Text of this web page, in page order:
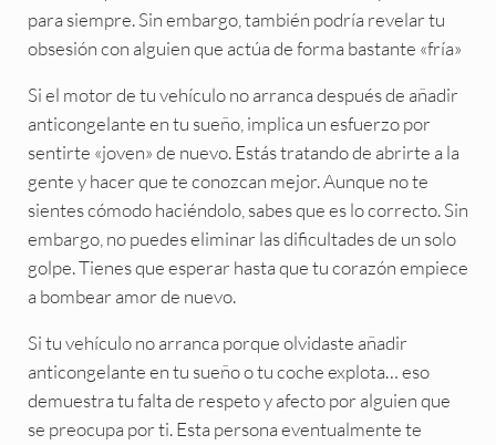
para siempre. Sin embargo, también podría revelar tu
obsesión con alguien que actúa de forma bastante «fría»
Si el motor de tu vehículo no arranca después de añadir
anticongelante en tu sueño, implica un esfuerzo por
sentirte «joven» de nuevo. Estás tratando de abrirte a la
gente y hacer que te conozcan mejor. Aunque no te
sientes cómodo haciéndolo, sabes que es lo correcto. Sin
embargo, no puedes eliminar las dificultades de un solo
golpe. Tienes que esperar hasta que tu corazón empiece
a bombear amor de nuevo.
Si tu vehículo no arranca porque olvidaste añadir
anticongelante en tu sueño o tu coche explota… eso
demuestra tu falta de respeto y afecto por alguien que
se preocupa por ti. Esta persona eventualmente te